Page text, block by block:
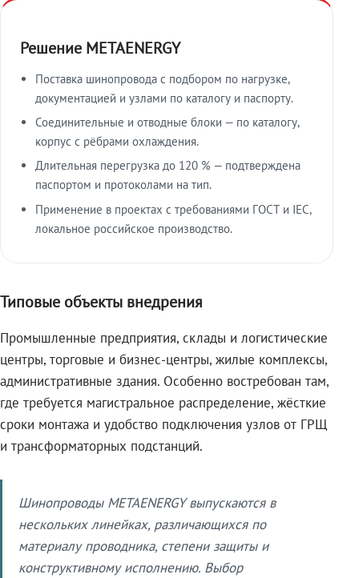
Решение METAENERGY
Поставка шинопровода с подбором по нагрузке,
документацией и узлами по каталогу и паспорту.
Соединительные и отводные блоки — по каталогу,
корпус с рёбрами охлаждения.
Длительная перегрузка до 120 % — подтверждена
паспортом и протоколами на тип.
Применение в проектах с требованиями ГОСТ и IEC,
локальное российское производство.
Типовые объекты внедрения
Промышленные предприятия, склады и логистические
центры, торговые и бизнес-центры, жилые комплексы,
административные здания. Особенно востребован там,
где требуется магистральное распределение, жёсткие
сроки монтажа и удобство подключения узлов от ГРЩ
и трансформаторных подстанций.
Шинопроводы METAENERGY выпускаются в
нескольких линейках, различающихся по
материалу проводника, степени защиты и
конструктивному исполнению. Выбор